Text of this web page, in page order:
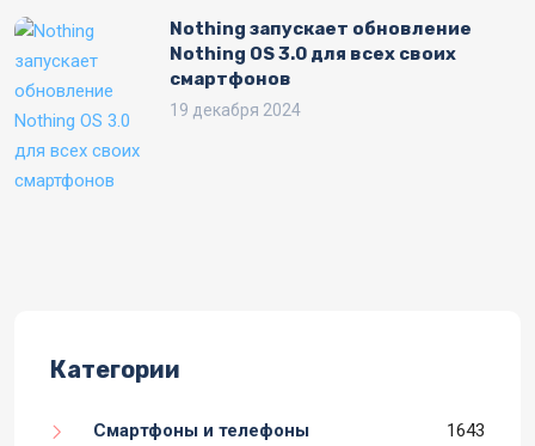
Nothing запускает обновление
Nothing OS 3.0 для всех своих
смартфонов
19 декабря 2024
Категории
Смартфоны и телефоны 1643